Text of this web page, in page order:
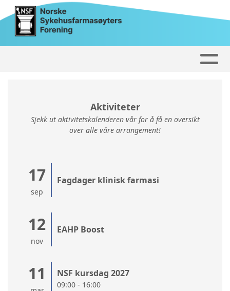
Aktiviteter
Sjekk ut aktivitetskalenderen vår for å få en oversikt
over alle våre arrangement!
17
sep
Fagdager klinisk farmasi
12
nov
EAHP Boost
11 NSF kursdag 2027
09:00 - 16:00